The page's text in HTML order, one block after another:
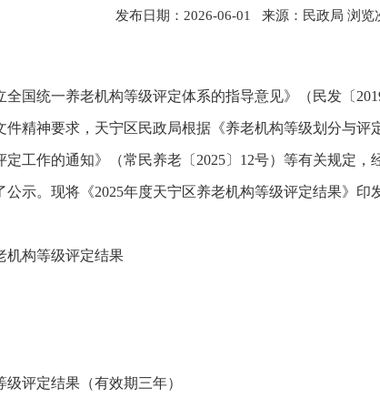
发布日期：2026-06-01 来源：民政局 浏览
国统一养老机构等级评定体系的指导意见》（民发〔
件精神要求，天宁区民政局根据《养老机构等级划分与
定工作的通知》（常民养老〔2025〕12号）等有关规定
示。现将《2025年度天宁区养老机构等级评定结果》
机构等级评定结果
评定结果（有效期三年）